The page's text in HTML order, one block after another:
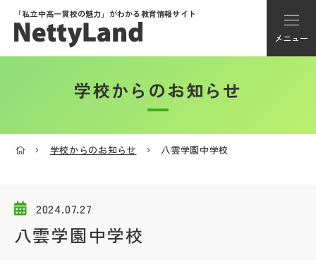
「私立中高一貫校の魅力」がわかる教育情報サイト
メニュー
アカウント登録
学校選び
学校からのお知らせ
学校からのお知らせ 八雲学園中学校
2024.07.27
八雲学園中学校